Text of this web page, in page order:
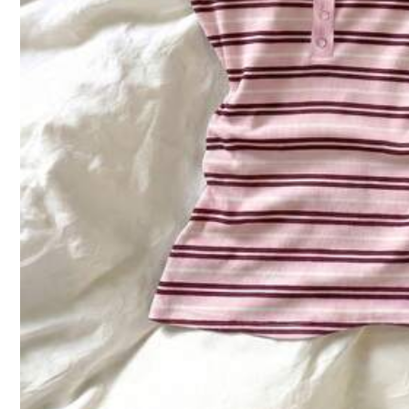
3,99
41 Follower
3,99
41 Follower
GlowEve Damen einfarbiges Kurzarm T-Shirt, modisch
für den Sommer
5,00€